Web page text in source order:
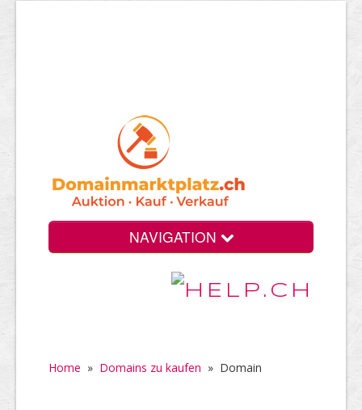
NAVIGATION
Home » Domains zu kaufen » Domain